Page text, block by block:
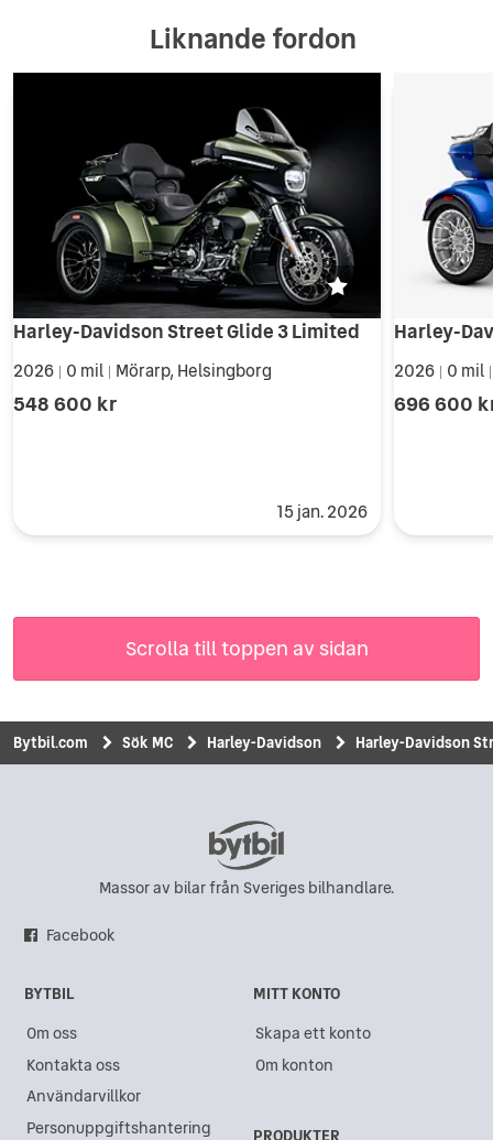
Liknande fordon
Harley-Davidson Street Glide 3 Limited
2026 0 mil Mörarp, Helsingborg
548 600 kr
15 jan. 2026
2026 0 mil
696 600
Scrolla till toppen av sidan
Bytbil.com Sök MC Harley-Davidson Harley-Davidson
Massor av bilar från Sveriges bilhandlare.
Facebook
BYTBIL
Om oss
Kontakta oss
Användarvillkor
Personuppgiftshantering
MITT KONTO
Skapa ett konto
Om konton
PRODUKTER